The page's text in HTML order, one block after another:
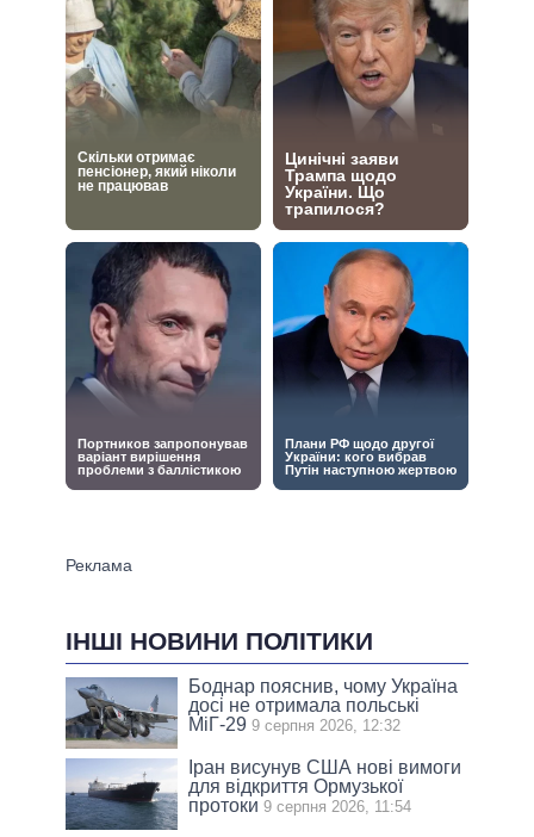
ІНШІ НОВИНИ ПОЛІТИКИ
Боднар пояснив, чому Україна
досі не отримала польські
МіГ-29 9 серпня 2026, 12:32
Іран висунув США нові вимоги
для відкриття Ормузької
протоки 9 серпня 2026, 11:54